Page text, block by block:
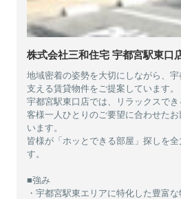
株式会社三和住宅 宇都宮駅東口
地域密着の姿勢を大切にしながら、
支える賃貸物件をご提案しています。
宇都宮駅東口店では、リラックスで
客様一人ひとりのご要望に合わせた
います。
皆様が「ホッとできる部屋」探しを
す。
■強み
・宇都宮駅東エリアに特化した豊富